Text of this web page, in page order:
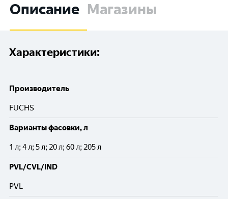
Описание Магазины
Характеристики:
Производитель
FUCHS
Варианты фасовки, л
1 л; 4 л; 5 л; 20 л; 60 л; 205 л
PVL/CVL/IND
PVL